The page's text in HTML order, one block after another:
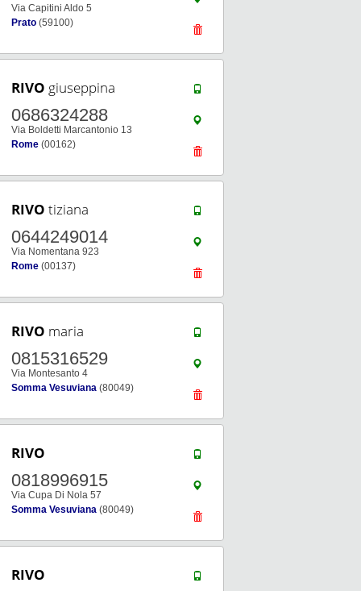
Via Capitini Aldo 5
Prato (59100)
RIVO giuseppina
0686324288
Via Boldetti Marcantonio 13
Rome (00162)
RIVO tiziana
0644249014
Via Nomentana 923
Rome (00137)
RIVO maria
0815316529
Via Montesanto 4
Somma Vesuviana (80049)
RIVO
0818996915
Via Cupa Di Nola 57
Somma Vesuviana (80049)
RIVO